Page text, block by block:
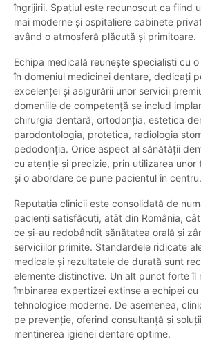
îngrijirii. Spațiul este recunoscut ca fiind
mai moderne și ospitaliere cabinete
având o atmosferă plăcută și primitoare.
Echipa medicală reunește specialiști cu
în domeniul medicinei dentare, dedicați
excelenței și asigurării unor servicii
domeniile de competență se includ
chirurgia dentară, ortodonția, estetica
parodontologia, protetica, radiologia
pedodonția. Orice aspect al sănătății
cu atenție și precizie, prin utilizarea unor
și o abordare ce pune pacientul în centru.
Reputația clinicii este consolidată de
pacienți satisfăcuți, atât din România,
ce și-au redobândit sănătatea orală și
serviciilor primite. Standardele ridicate
medicale și rezultatele de durată sunt
elemente distinctive. Un alt punct forte îl
îmbinarea expertizei extinse a echipei
tehnologice moderne. De asemenea,
pe prevenție, oferind consultanță și
menținerea igienei dentare optime.